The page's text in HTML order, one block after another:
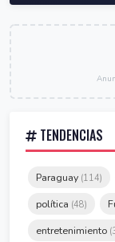
TENDENCIAS
Paraguay (114)
política (48)
entretenimiento